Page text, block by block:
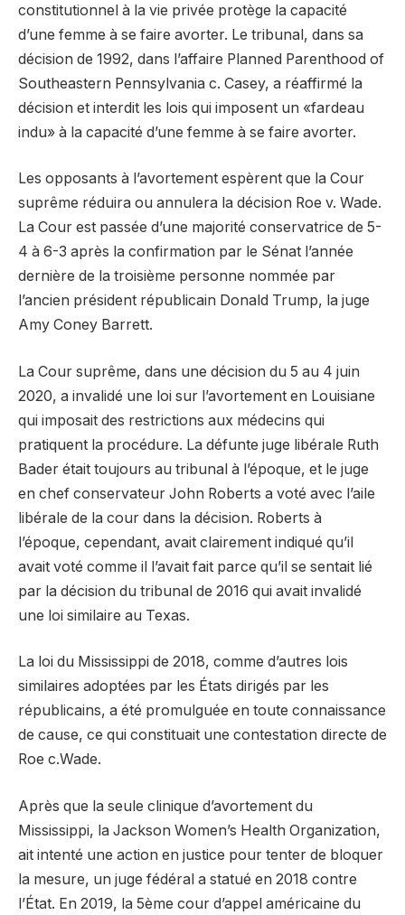
constitutionnel à la vie privée protège la capacité
d’une femme à se faire avorter. Le tribunal, dans sa
décision de 1992, dans l’affaire Planned Parenthood of
Southeastern Pennsylvania c. Casey, a réaffirmé la
décision et interdit les lois qui imposent un «fardeau
indu» à la capacité d’une femme à se faire avorter.
Les opposants à l’avortement espèrent que la Cour
suprême réduira ou annulera la décision Roe v. Wade.
La Cour est passée d’une majorité conservatrice de 5-
4 à 6-3 après la confirmation par le Sénat l’année
dernière de la troisième personne nommée par
l’ancien président républicain Donald Trump, la juge
Amy Coney Barrett.
La Cour suprême, dans une décision du 5 au 4 juin
2020, a invalidé une loi sur l’avortement en Louisiane
qui imposait des restrictions aux médecins qui
pratiquent la procédure. La défunte juge libérale Ruth
Bader était toujours au tribunal à l’époque, et le juge
en chef conservateur John Roberts a voté avec l’aile
libérale de la cour dans la décision. Roberts à
l’époque, cependant, avait clairement indiqué qu’il
avait voté comme il l’avait fait parce qu’il se sentait lié
par la décision du tribunal de 2016 qui avait invalidé
une loi similaire au Texas.
La loi du Mississippi de 2018, comme d’autres lois
similaires adoptées par les États dirigés par les
républicains, a été promulguée en toute connaissance
de cause, ce qui constituait une contestation directe de
Roe c.Wade.
Après que la seule clinique d’avortement du
Mississippi, la Jackson Women’s Health Organization,
ait intenté une action en justice pour tenter de bloquer
la mesure, un juge fédéral a statué en 2018 contre
l’État. En 2019, la 5ème cour d’appel américaine du